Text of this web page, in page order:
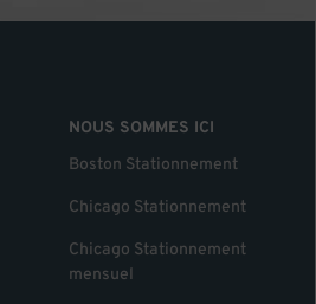
NOUS SOMMES ICI
Boston Stationnement
Chicago Stationnement
Chicago Stationnement
mensuel